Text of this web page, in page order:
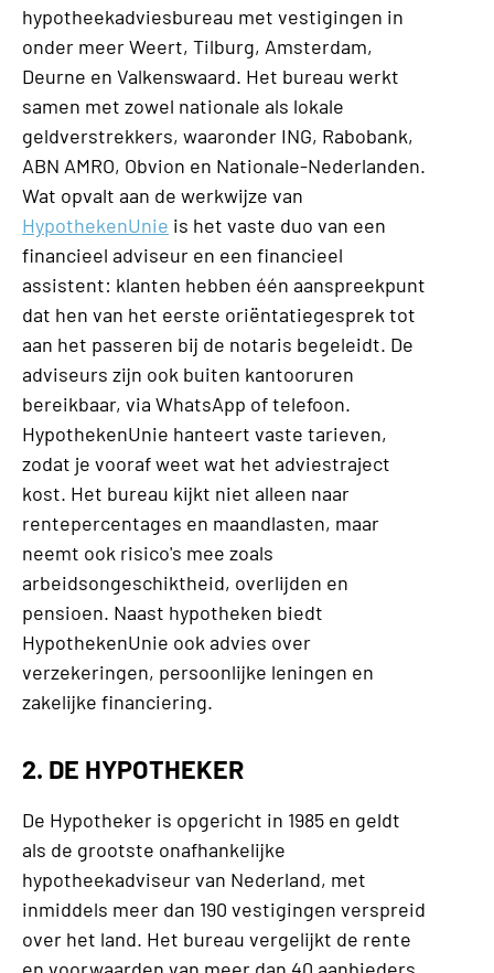
hypotheekadviesbureau met vestigingen in
onder meer Weert, Tilburg, Amsterdam,
Deurne en Valkenswaard. Het bureau werkt
samen met zowel nationale als lokale
geldverstrekkers, waaronder ING, Rabobank,
ABN AMRO, Obvion en Nationale-Nederlanden.
Wat opvalt aan de werkwijze van
HypothekenUnie is het vaste duo van een
financieel adviseur en een financieel
assistent: klanten hebben één aanspreekpunt
dat hen van het eerste oriëntatiegesprek tot
aan het passeren bij de notaris begeleidt. De
adviseurs zijn ook buiten kantooruren
bereikbaar, via WhatsApp of telefoon.
HypothekenUnie hanteert vaste tarieven,
zodat je vooraf weet wat het adviestraject
kost. Het bureau kijkt niet alleen naar
rentepercentages en maandlasten, maar
neemt ook risico's mee zoals
arbeidsongeschiktheid, overlijden en
pensioen. Naast hypotheken biedt
HypothekenUnie ook advies over
verzekeringen, persoonlijke leningen en
zakelijke financiering.
2. DE HYPOTHEKER
De Hypotheker is opgericht in 1985 en geldt
als de grootste onafhankelijke
hypotheekadviseur van Nederland, met
inmiddels meer dan 190 vestigingen verspreid
over het land. Het bureau vergelijkt de rente
en voorwaarden van meer dan 40 aanbieders